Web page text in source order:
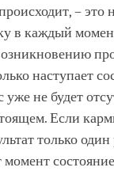
–
в каждый
наступает
не будет
Если
только один
момент